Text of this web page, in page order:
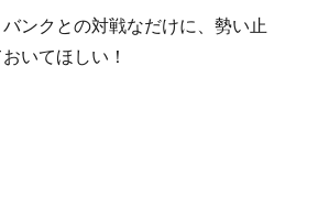
ンクとの対戦なだけに、勢い止
いてほしい！